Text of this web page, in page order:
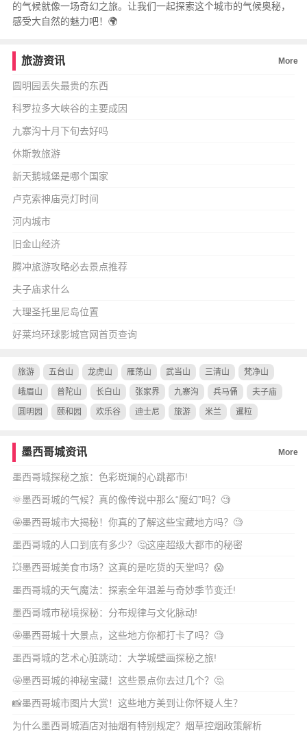
的气候就像一场奇幻之旅。让我们一起探索这个城市的气候奥秘，
感受大自然的魅力吧！🌍
旅游资讯 More
圆明园丢失最贵的东西
科罗拉多大峡谷的主要成因
九寨沟十月下旬去好吗
休斯敦旅游
新天鹅城堡是哪个国家
卢克索神庙亮灯时间
河内城市
旧金山经济
腾冲旅游攻略必去景点推荐
夫子庙求什么
大理圣托里尼岛位置
好莱坞环球影城官网首页查询
旅游 五台山 龙虎山 雁荡山 武当山 三清山 梵净山
峨眉山 普陀山 长白山 张家界 九寨沟 兵马俑 夫子庙
圆明园 颐和园 欢乐谷 迪士尼 旅游 米兰 暹粒
墨西哥城资讯 More
墨西哥城探秘之旅：色彩斑斓的心跳都市!
🌞墨西哥城的气候？真的像传说中那么“魔幻”吗？🧐
🤩墨西哥城市大揭秘！你真的了解这些宝藏地方吗？🧐
墨西哥城的人口到底有多少？🤔这座超级大都市的秘密
💥墨西哥城美食市场？这真的是吃货的天堂吗？😱
墨西哥城的天气魔法：探索全年温差与奇妙季节变迁!
墨西哥城市秘境探秘：分布规律与文化脉动!
🤩墨西哥城十大景点，这些地方你都打卡了吗？🧐
墨西哥城的艺术心脏跳动：大学城壁画探秘之旅!
🤩墨西哥城的神秘宝藏！这些景点你去过几个？🤔
📸墨西哥城市图片大赏！这些地方美到让你怀疑人生？
为什么墨西哥城酒店对抽烟有特别规定？烟草控烟政策解析